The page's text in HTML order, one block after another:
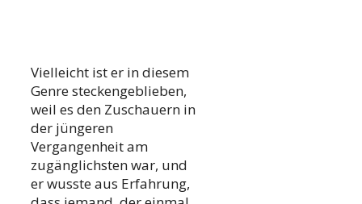
Vielleicht ist er in diesem
Genre steckengeblieben,
weil es den Zuschauern in
der jüngeren
Vergangenheit am
zugänglichsten war, und
er wusste aus Erfahrung,